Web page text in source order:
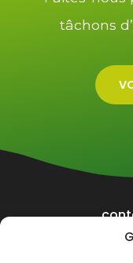
tâchons